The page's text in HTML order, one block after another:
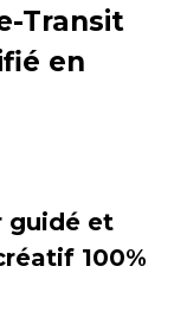
Transit
en
guidé et
100%